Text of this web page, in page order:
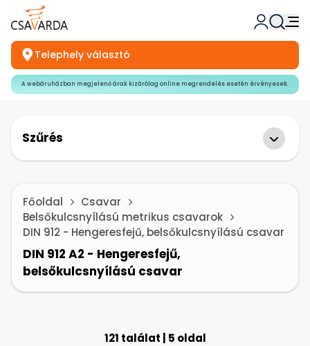
Telephely választó
A webáruházban megjelenő árak kizárólag online megrendelés esetén érvényesek.
Szűrés
Főoldal
Csavar
Belsőkulcsnyílású metrikus csavarok
DIN 912 - Hengeresfejű, belsőkulcsnyílású csavar
DIN 912 A2 - Hengeresfejű,
belsőkulcsnyílású csavar
121 találat | 5 oldal